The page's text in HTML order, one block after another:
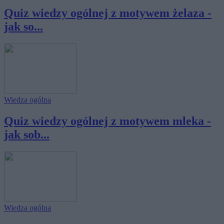
Quiz wiedzy ogólnej z motywem żelaza -
jak so...
Wiedza ogólna
Quiz wiedzy ogólnej z motywem mleka -
jak sob...
Wiedza ogólna